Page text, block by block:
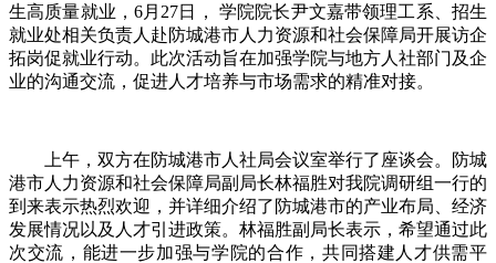
生高质量就业，6月27日， 学院院长尹文嘉带领理工系、招生
就业处相关负责人赴防城港市人力资源和社会保障局开展访企
拓岗促就业行动。此次活动旨在加强学院与地方人社部门及企
业的沟通交流，促进人才培养与市场需求的精准对接。
上午，双方在防城港市人社局会议室举行了座谈会。防城
港市人力资源和社会保障局副局长林福胜对我院调研组一行的
到来表示热烈欢迎，并详细介绍了防城港市的产业布局、经济
发展情况以及人才引进政策。林福胜副局长表示，希望通过此
次交流，能进一步加强与学院的合作，共同搭建人才供需平